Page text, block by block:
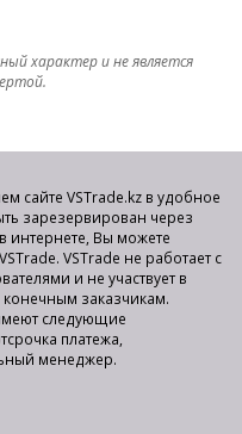
характер и не является
сайте VSTrade.kz в удобное
зарезервирован через
интернете, Вы можете
VSTrade не работает с
и не участвует в
конечным заказчикам.
следующие
платежа,
менеджер.